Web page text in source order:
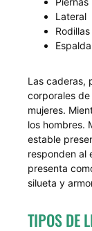
Lateral
Rodillas
Espalda
Las caderas,
corporales
mujeres.
los hombres.
estable
responden al
presenta
silueta y
TIPOS DE